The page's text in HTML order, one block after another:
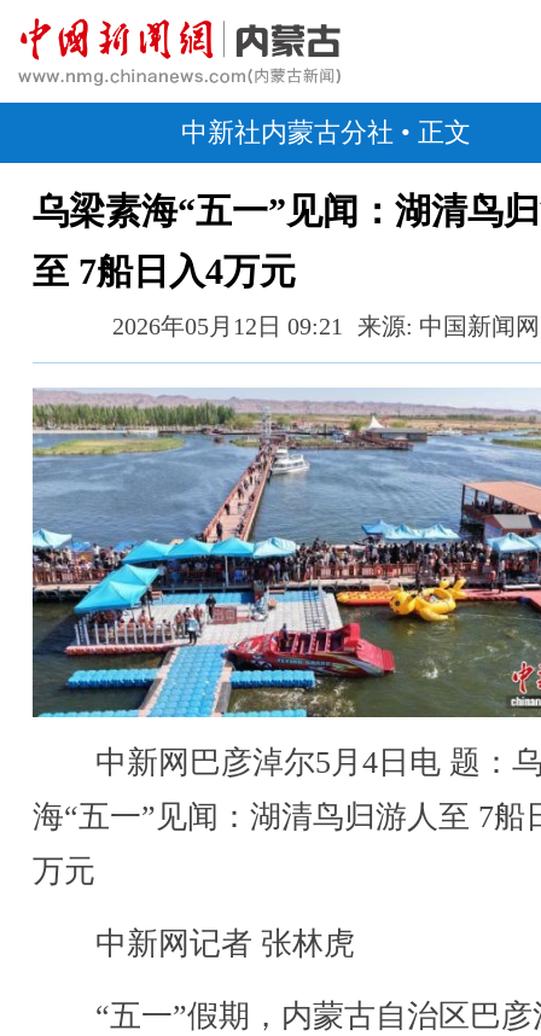
中新社内蒙古分社 • 正文
乌梁素海“五一”见闻：湖清鸟
至 7船日入4万元
2026年05月12日 09:21 来源: 中国新闻网
中新网巴彦淖尔5月4日电 题：
海“五一”见闻：湖清鸟归游人至 7船
万元
中新网记者 张林虎
“五一”假期，内蒙古自治区巴彦